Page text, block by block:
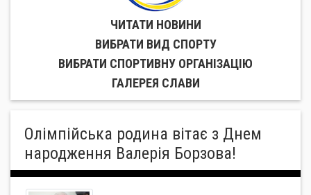
ЧИТАТИ НОВИНИ
ВИБРАТИ ВИД СПОРТУ
ВИБРАТИ СПОРТИВНУ ОРГАНIЗАЦIЮ
ГАЛЕРЕЯ СЛАВИ
Олімпійська родина вітає з Днем
народження Валерія Борзова!